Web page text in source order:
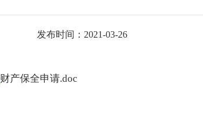
发布时间：2021-03-26
财产保全申请.doc